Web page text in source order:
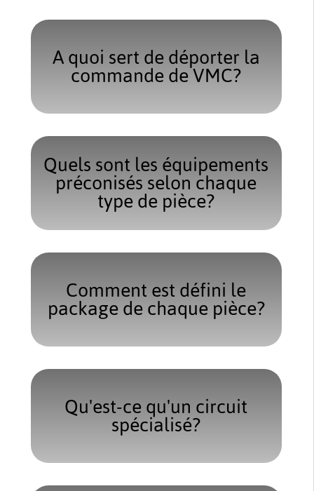
A quoi sert de déporter la
commande de VMC?
Quels sont les équipements
préconisés selon chaque
type de pièce?
Comment est défini le
package de chaque pièce?
Qu'est-ce qu'un circuit
spécialisé?